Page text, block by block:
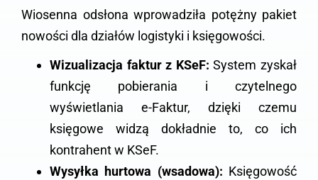
Wiosenna odsłona wprowadziła potężny pakiet
nowości dla działów logistyki i księgowości.
Wizualizacja faktur z KSeF: System zyskał
funkcję pobierania i czytelnego
wyświetlania e-Faktur, dzięki czemu
księgowe widzą dokładnie to, co ich
kontrahent w KSeF.
Wysyłka hurtowa (wsadowa): Księgowość